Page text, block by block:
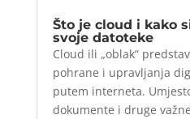
Što je cloud i kako
svoje datoteke
Cloud ili „oblak“
pohrane i upravljanja
putem interneta.
dokumente i druge